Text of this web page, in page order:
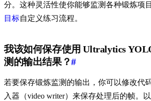
分。这种灵活性使你能够监测各种锻炼项
目标自定义练习流程。
我该如何保存使用 Ultralytics
测的输出结果？#
若要保存锻炼监测的输出，你可以修改代
入器（video writer）来保存处理后的帧。